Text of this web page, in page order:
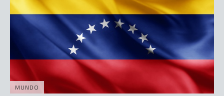
MUNDO